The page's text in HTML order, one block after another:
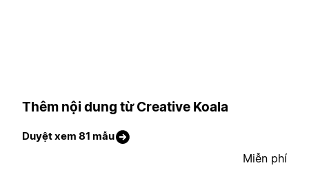
Thêm nội dung từ Creative Koala
Duyệt xem 81 mẫu
Miễn phí